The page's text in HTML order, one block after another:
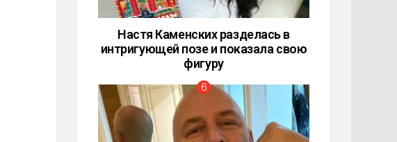
Настя Каменских разделась в
интригующей позе и показала свою
фигуру